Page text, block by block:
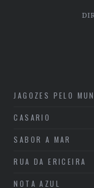
JAGOZES PELO
CASARIO
SABOR A MAR
RUA DA ERICEIRA
NOTA AZUL